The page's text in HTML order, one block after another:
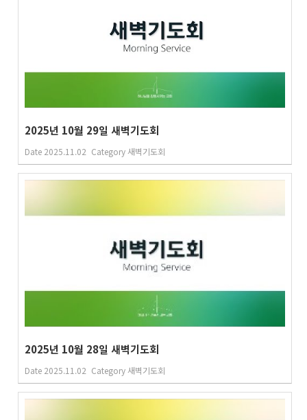
2025년 10월 29일 새벽기도회
Date 2025.11.02 Category새벽기도회
2025년 10월 28일 새벽기도회
Date 2025.11.02 Category새벽기도회